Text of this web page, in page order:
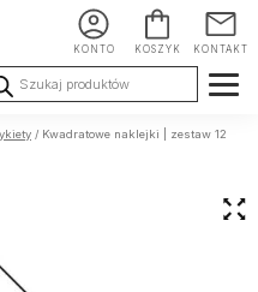
KONTO KOSZYK KONTAKT
i
Urodziny i
/ Kwadratowe naklejki | zestaw 12